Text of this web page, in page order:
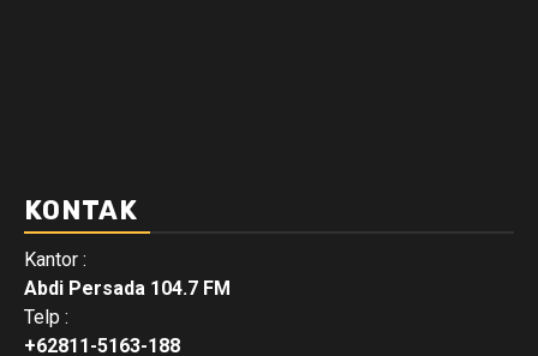
KONTAK
Kantor :
Abdi Persada 104.7 FM
Telp :
+62811-5163-188